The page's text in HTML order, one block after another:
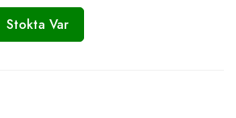
Stokta Var